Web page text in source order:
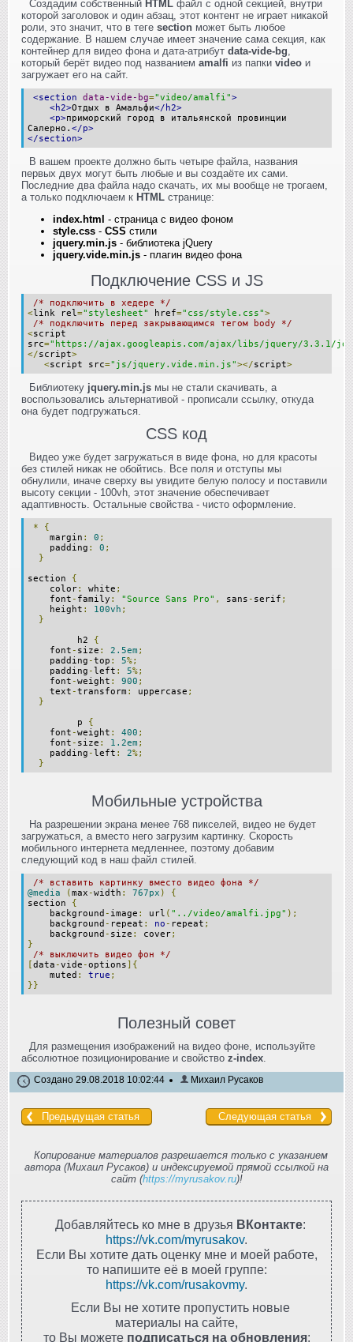
Создадим собственный HTML файл с одной секцией, внутри
которой заголовок и один абзац, этот контент не играет никакой
роли, это значит, что в теге section может быть любое
содержание. В нашем случае имеет значение сама секция, как
контейнер для видео фона и дата-атрибут data-vide-bg
который берёт видео под названием amalfi из папки video и
загружает его на сайт.
<section data-vide-bg="video/amalfi">
<h2>Отдых в Амальфи</h2>
<p>приморский город в итальянской провинции
Салерно. </p>
</section>
В вашем проекте должно быть четыре файла, названия
первых двух могут быть любые и вы создаёте их сами.
Последние два файла надо скачать, их мы вообще не трогаем,
а только подключаем к HTML странице:
index.html - страница с видео фоном
style.css - CSS стили
jquery.min.js - библиотека jQuery
jquery.vide.min.js - плагин видео фона
Подключение CSS и JS
/* подключить в хедере */
<link rel ="stylesheet" href="css/style.css">
/* подключить перед закрывающимся тегом body */
<script
src="https://ajax.googleapis.com/ajax/libs/jquery/3.3.1/
</script>
<script src="js/jquery.vide.min.js"></script>
Библиотеку jquery.min.js мы не стали скачивать, а
воспользовались альтернативой - прописали ссылку, откуда
она будет подгружаться.
CSS код
Видео уже будет загружаться в виде фона, но для красоты
без стилей никак не обойтись. Все поля и отступы мы
обнулили, иначе сверху вы увидите белую полосу и поставили
высоту секции - 100vh, этот значение обеспечивает
адаптивность. Остальные свойства - чисто оформление.
*
{
margin : 0 ;
padding : 0 ;
}
section {
color: white ;
font - family : "Source Sans Pro" , sans - serif ;
height : 100vh ;
}
h2 {
font - size : 2.5em ;
padding -top : 5%;
padding -left : 5%;
font -weight : 900 ;
text -transform : uppercase ;
}
p {
font -weight : 400 ;
font - size : 1.2em ;
padding -left : 2%;
}
Мобильные устройства
На разрешении экрана менее 768 пикселей, видео не будет
загружаться, а вместо него загрузим картинку. Скорость
мобильного интернета медленнее, поэтому добавим
следующий код в наш файл стилей.
/* вставить картинку вместо видео фона */
@media
(max -width : 767px )
{
section {
background - image : url ( "../video/amalfi.jpg" );
background - repeat : no - repeat ;
background - size : cover;
}
/* выключить видео фон */
[data -vide -options]{
muted : true ;
}}
Полезный совет
Для размещения изображений на видео фоне, используйте
абсолютное позиционирование и свойство z-index
Создано 29.08.2018 10:02:44 Михаил Русаков
Предыдущая статья Следующая статья
Копирование материалов разрешается только с указанием
автора (Михаил Русаков) и индексируемой прямой ссылкой на
сайт (https://myrusakov.ru)!
Добавляйтесь ко мне в друзья ВКонтакте:
https://vk.com/myrusakov.
Если Вы хотите дать оценку мне и моей работе,
то напишите её в моей группе:
https://vk.com/rusakovmy.
Если Вы не хотите пропустить новые
материалы на сайте,
то Вы можете подписаться на обновления: